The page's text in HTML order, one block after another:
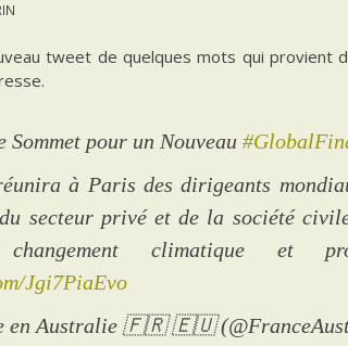
tweet de quelques mots qui provient
pour un Nouveau
à Paris des dirigeants
secteur privé et de la société
changement climatique et
Jgi7PiaEvo
en Australie 🇫🇷 🇪🇺